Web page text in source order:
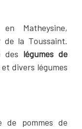
Matheysine,
la Toussaint.
des légumes de
divers légumes
de pommes de